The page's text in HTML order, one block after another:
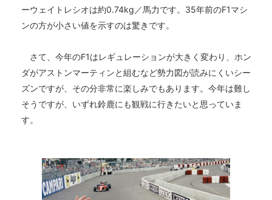
ーウェイトレシオは約0.74kg／馬力です。35年前のF1マシ
ンの方が小さい値を示すのは驚きです。
さて、今年のF1はレギュレーションが大きく変わり、ホン
ダがアストンマーティンと組むなど勢力図が読みにくいシー
ズンですが、その分非常に楽しみでもあります。今年は難し
そうですが、いずれ鈴鹿にも観戦に行きたいと思っていま
す。